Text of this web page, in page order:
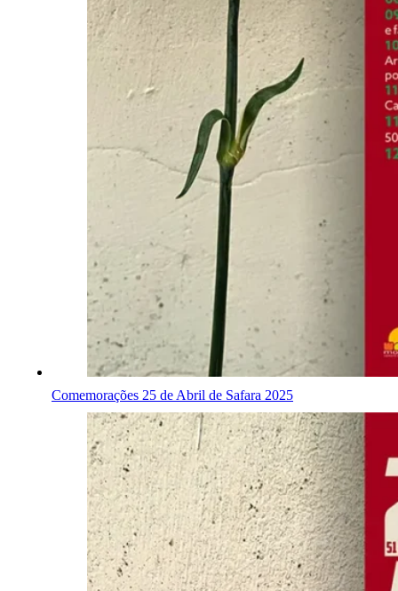
Comemorações 25 de Abril de Safara 2025